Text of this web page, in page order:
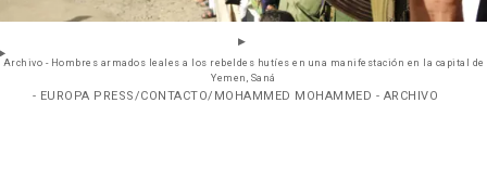
Archivo - Hombres armados leales a los rebeldes hutíes en una manifestación en la capital de
Yemen, Saná
- EUROPA PRESS/CONTACTO/MOHAMMED MOHAMMED - ARCHIVO